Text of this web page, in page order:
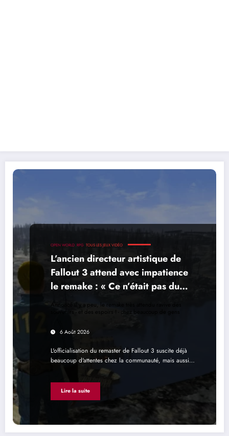
OPEN WORLD RPG TOUS LES JEUX VIDÉO
L’ancien directeur artistique de
Fallout 3 attend avec impatience
le remake : « Ce n’était pas du
tout le jeu que nous voulions
créer »
Annoncé il y a peu, le remake très attendu ravive des
souvenirs - et des espoirs ! - chez beaucoup de gens
6 Août 2026
L'officialisation du remaster de Fallout 3 suscite déjà
beaucoup d'attentes chez la communauté, mais aussi…
Lire la suite